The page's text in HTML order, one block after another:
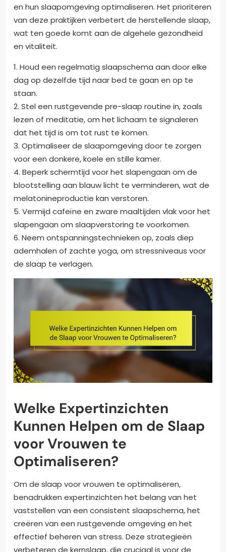
en hun slaapomgeving optimaliseren. Het prioriteren
van deze praktijken verbetert de herstellende slaap,
wat ten goede komt aan de algehele gezondheid
en vitaliteit.
1. Houd een regelmatig slaapschema aan door elke
dag op dezelfde tijd naar bed te gaan en op te
staan.
2. Stel een rustgevende pre-slaap routine in, zoals
lezen of meditatie, om het lichaam te signaleren
dat het tijd is om tot rust te komen.
3. Optimaliseer de slaapomgeving door te zorgen
voor een donkere, koele en stille kamer.
4. Beperk schermtijd voor het slapengaan om de
blootstelling aan blauw licht te verminderen, wat de
melatonineproductie kan verstoren.
5. Vermijd cafeïne en zware maaltijden vlak voor het
slapengaan om slaapverstoring te voorkomen.
6. Neem ontspanningstechnieken op, zoals diep
ademhalen of zachte yoga, om stressniveaus voor
de slaap te verlagen.
Welke Expertinzichten
Kunnen Helpen om de Slaap
voor Vrouwen te
Optimaliseren?
Om de slaap voor vrouwen te optimaliseren,
benadrukken expertinzichten het belang van het
vaststellen van een consistent slaapschema, het
creëren van een rustgevende omgeving en het
effectief beheren van stress. Deze strategieën
verbeteren de kernslaap, die cruciaal is voor de